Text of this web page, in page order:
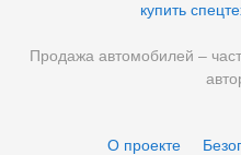
купить
Продажа автомобилей –
О проекте